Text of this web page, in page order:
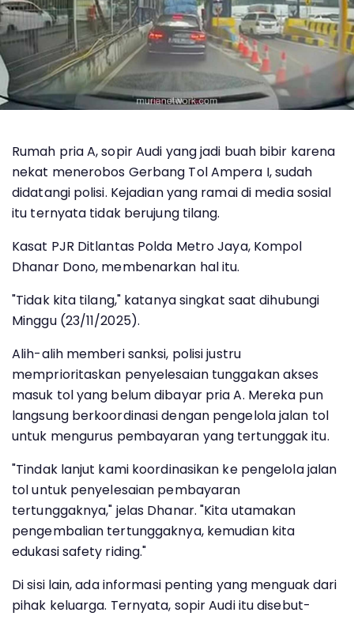
Rumah pria A, sopir Audi yang jadi buah bibir karena
nekat menerobos Gerbang Tol Ampera I, sudah
didatangi polisi. Kejadian yang ramai di media sosial
itu ternyata tidak berujung tilang.
Kasat PJR Ditlantas Polda Metro Jaya, Kompol
Dhanar Dono, membenarkan hal itu.
"Tidak kita tilang," katanya singkat saat dihubungi
Minggu (23/11/2025).
Alih-alih memberi sanksi, polisi justru
memprioritaskan penyelesaian tunggakan akses
masuk tol yang belum dibayar pria A. Mereka pun
langsung berkoordinasi dengan pengelola jalan tol
untuk mengurus pembayaran yang tertunggak itu.
"Tindak lanjut kami koordinasikan ke pengelola jalan
tol untuk penyelesaian pembayaran
tertunggaknya," jelas Dhanar. "Kita utamakan
pengembalian tertunggaknya, kemudian kita
edukasi safety riding."
Di sisi lain, ada informasi penting yang menguak dari
pihak keluarga. Ternyata, sopir Audi itu disebut-